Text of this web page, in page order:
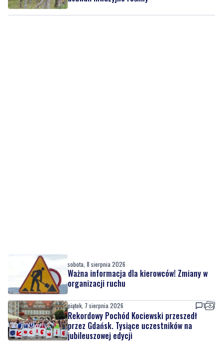
sobota, 8 sierpnia 2026
Ważna informacja dla kierowców! Zmiany w
organizacji ruchu
piątek, 7 sierpnia 2026 1
Rekordowy Pochód Kociewski przeszedł
przez Gdańsk. Tysiące uczestników na
jubileuszowej edycji